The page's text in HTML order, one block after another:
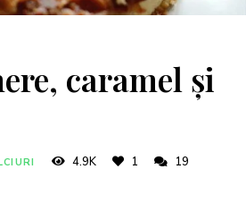
caramel și
4.9K 1 19